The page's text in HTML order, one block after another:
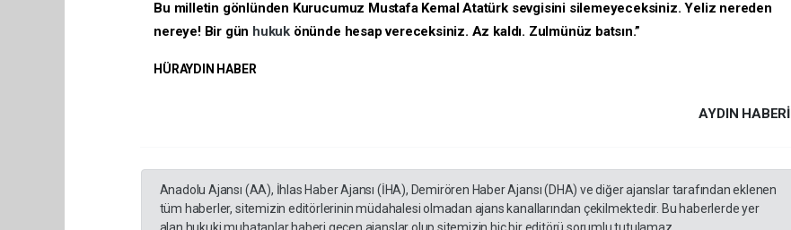
Bu milletin gönlünden Kurucumuz Mustafa Kemal Atatürk sevgisini silemeyeceksiniz. Yeliz nereden
nereye! Bir gün hukuk önünde hesap vereceksiniz. Az kaldı. Zulmünüz batsın.”
HÜRAYDIN HABER
AYDIN HABERİ
Anadolu Ajansı (AA), İhlas Haber Ajansı (İHA), Demirören Haber Ajansı (DHA) ve diğer ajanslar tarafından eklenen
tüm haberler, sitemizin editörlerinin müdahalesi olmadan ajans kanallarından çekilmektedir. Bu haberlerde yer